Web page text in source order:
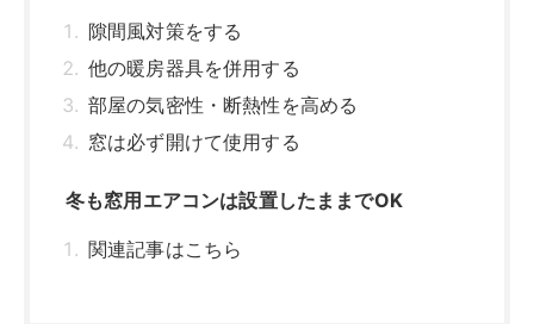
隙間風対策をする
他の暖房器具を併用する
部屋の気密性・断熱性を高める
窓は必ず開けて使用する
冬も窓用エアコンは設置したままでOK
関連記事はこちら